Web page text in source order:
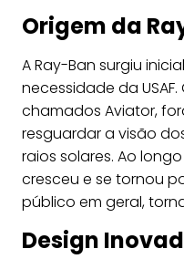
Origem da
A Ray-Ban surgiu
necessidade da
chamados Aviator,
resguardar a visão
raios solares. Ao
cresceu e se tornou
público em geral,
Design